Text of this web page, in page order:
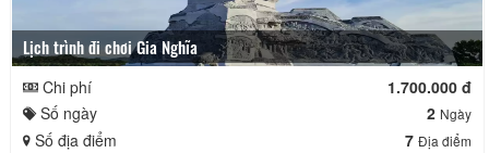
Lịch trình đi chơi Gia Nghĩa
Chi phí
1.700.000 đ
Số ngày
2 Ngày
Số địa điểm 7 Địa điểm